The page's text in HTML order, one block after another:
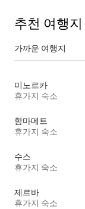
추천 여행지
가까운 여행지
미노르카
휴가지 숙소
함마메트
휴가지 숙소
수스
휴가지 숙소
제르바
휴가지 숙소